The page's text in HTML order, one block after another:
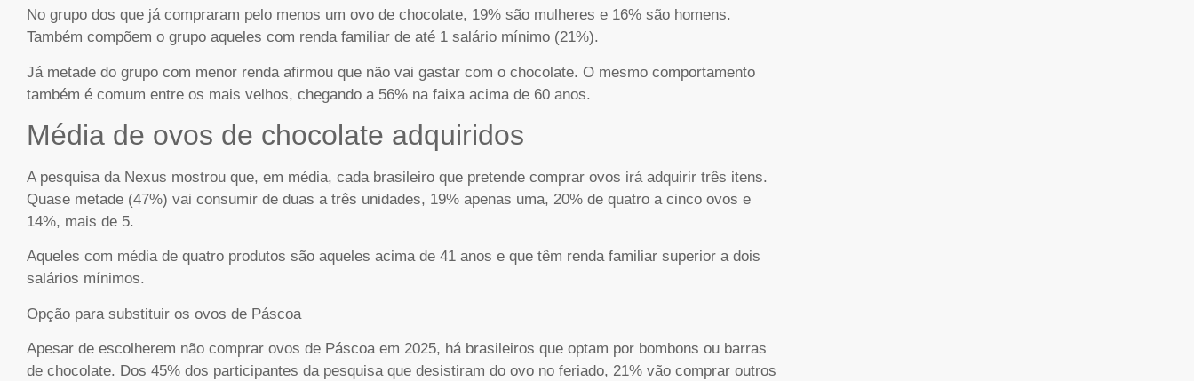
No grupo dos que já compraram pelo menos um ovo de chocolate, 19% são mulheres e 16% são homens.
Também compõem o grupo aqueles com renda familiar de até 1 salário mínimo (21%).
Já metade do grupo com menor renda afirmou que não vai gastar com o chocolate. O mesmo comportamento
também é comum entre os mais velhos, chegando a 56% na faixa acima de 60 anos.
Média de ovos de chocolate adquiridos
A pesquisa da Nexus mostrou que, em média, cada brasileiro que pretende comprar ovos irá adquirir três itens.
Quase metade (47%) vai consumir de duas a três unidades, 19% apenas uma, 20% de quatro a cinco ovos e
14%, mais de 5.
Aqueles com média de quatro produtos são aqueles acima de 41 anos e que têm renda familiar superior a dois
salários mínimos.
Opção para substituir os ovos de Páscoa
Apesar de escolherem não comprar ovos de Páscoa em 2025, há brasileiros que optam por bombons ou barras
de chocolate. Dos 45% dos participantes da pesquisa que desistiram do ovo no feriado, 21% vão comprar outros